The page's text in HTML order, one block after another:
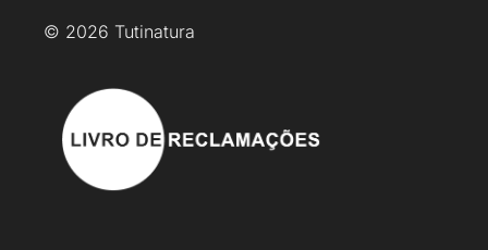
© 2026 Tutinatura